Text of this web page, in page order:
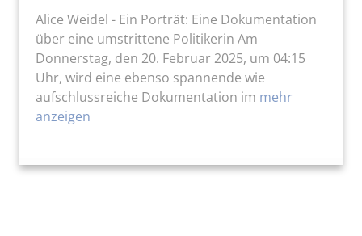
Alice Weidel - Ein Porträt: Eine Dokumentation
über eine umstrittene Politikerin Am
Donnerstag, den 20. Februar 2025, um 04:15
Uhr, wird eine ebenso spannende wie
aufschlussreiche Dokumentation im mehr
anzeigen